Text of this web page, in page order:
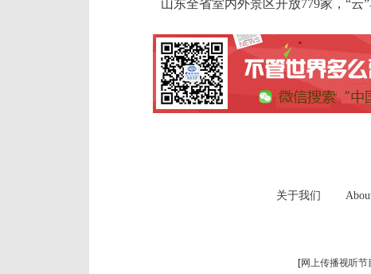
山东全省室内外景区开放779家，“云
关于我们
[网上传播视听节